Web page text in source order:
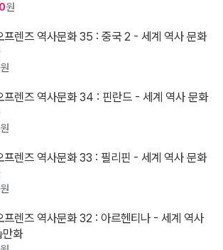
원
렌즈 역사문화 35 : 중국 2 - 세계 역사 문화
원
렌즈 역사문화 34 : 핀란드 - 세계 역사 문화
원
렌즈 역사문화 33 : 필리핀 - 세계 역사 문화
원
렌즈 역사문화 32 : 아르헨티나 - 세계 역사
만화